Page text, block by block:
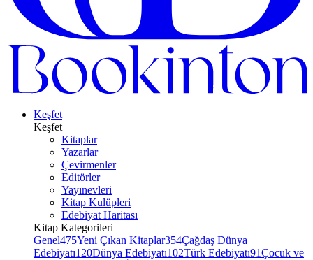
Keşfet
Keşfet
Kitaplar
Yazarlar
Çevirmenler
Editörler
Yayınevleri
Kitap Kulüpleri
Edebiyat Haritası
Kitap Kategorileri
Genel475Yeni Çıkan Kitaplar354Çağdaş Dünya
Edebiyatı120Dünya Edebiyatı102Türk Edebiyatı91Çocuk ve